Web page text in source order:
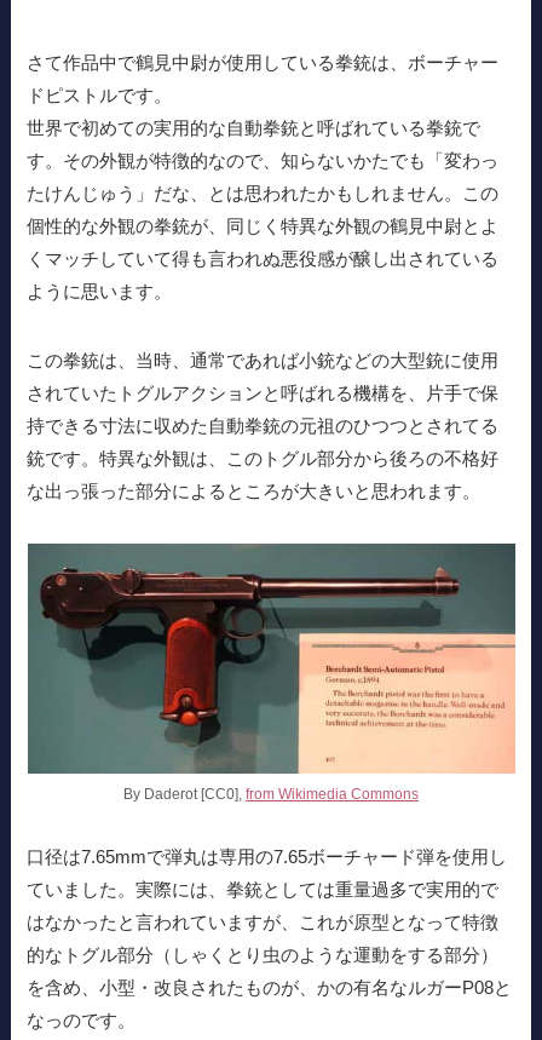
さて作品中で鶴見中尉が使用している拳銃は、ボーチャー
ドピストルです。
世界で初めての実用的な自動拳銃と呼ばれている拳銃で
す。その外観が特徴的なので、知らないかたでも「変わっ
たけんじゅう」だな、とは思われたかもしれません。この
個性的な外観の拳銃が、同じく特異な外観の鶴見中尉とよ
くマッチしていて得も言われぬ悪役感が醸し出されている
ように思います。
この拳銃は、当時、通常であれば小銃などの大型銃に使用
されていたトグルアクションと呼ばれる機構を、片手で保
持できる寸法に収めた自動拳銃の元祖のひつつとされてる
銃です。特異な外観は、このトグル部分から後ろの不格好
な出っ張った部分によるところが大きいと思われます。
By Daderot [CC0], from Wikimedia Commons
口径は7.65mmで弾丸は専用の7.65ボーチャード弾を使用し
ていました。実際には、拳銃としては重量過多で実用的で
はなかったと言われていますが、これが原型となって特徴
的なトグル部分（しゃくとり虫のような運動をする部分）
を含め、小型・改良されたものが、かの有名なルガーP08と
なっのです。